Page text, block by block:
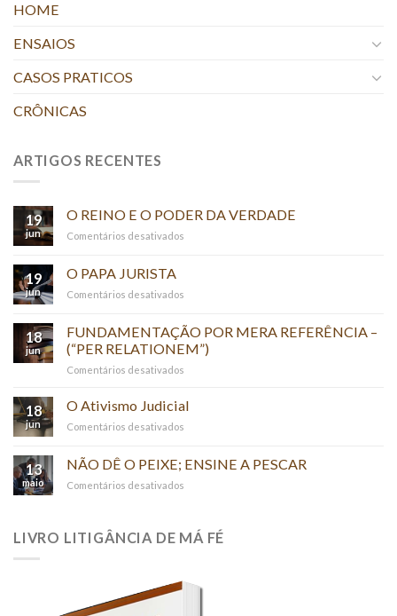
HOME
ENSAIOS
CASOS PRATICOS
CRÔNICAS
ARTIGOS RECENTES
19
jun
O REINO E O PODER DA VERDADE
Comentários desativados
DA
VERDADE
19
jun
O PAPA JURISTA
Comentários desativados
PAPA
JURISTA
18
jun
FUNDAMENTAÇÃO POR MERA REFERÊNCIA –
(“PER RELATIONEM”)
Comentários desativados
POR
(“PER
18
jun
O Ativismo Judicial
Comentários desativados
Ativismo
13
maio
NÃO DÊ O PEIXE; ENSINE A PESCAR
Comentários desativados
O
A
LIVRO LITIGÂNCIA DE MÁ FÉ